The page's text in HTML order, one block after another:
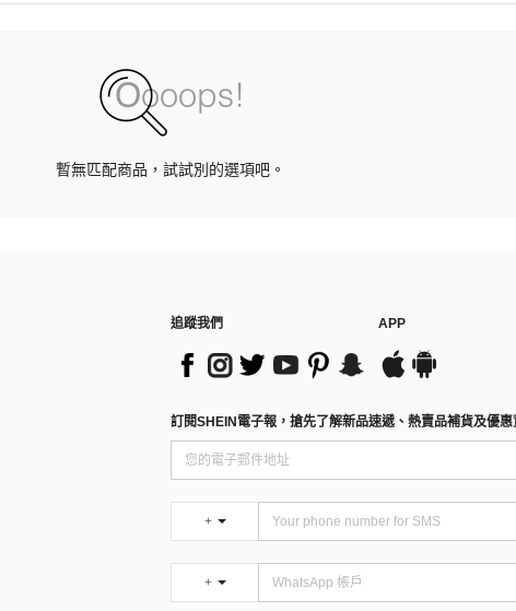
暫無匹配商品，試試別的選項吧。
追蹤我們 APP
訂閱SHEIN電子報，搶先了解新品速遞、熱賣品補貨及優惠
+
+